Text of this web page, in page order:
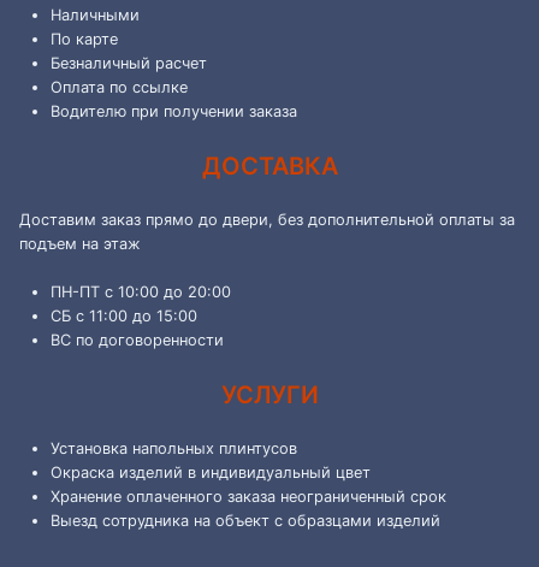
Наличными
По карте
Безналичный расчет
Оплата по ссылке
Водителю при получении заказа
ДОСТАВКА
Доставим заказ прямо до двери, без дополнительной оплаты за
подъем на этаж
ПН-ПТ с 10:00 до 20:00
СБ с 11:00 до 15:00
ВС по договоренности
УСЛУГИ
Установка напольных плинтусов
Окраска изделий в индивидуальный цвет
Хранение оплаченного заказа неограниченный срок
Выезд сотрудника на объект с образцами изделий